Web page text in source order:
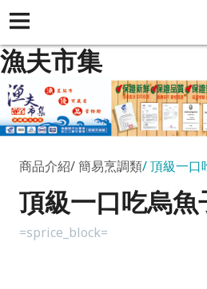
漁夫市集
商品介紹 簡易烹調類 頂級一口
頂級一口吃烏
=sprice_block=